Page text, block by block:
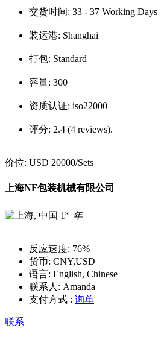
交货时间: 33 - 37 Working Days
装运港: Shanghai
打包: Standard
容量: 300
资质认证: iso22000
评分: 2.4 (4 reviews).
价位: USD 20000/Sets
上海NF包装机械有限公司
1 st 年
反应速度: 76%
货币: CNY,USD
语言: English, Chinese
联系人: Amanda
支付方式 : 询单
联系